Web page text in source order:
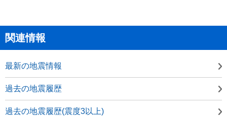
関連情報
最新の地震情報
過去の地震履歴
過去の地震履歴(震度3以上)